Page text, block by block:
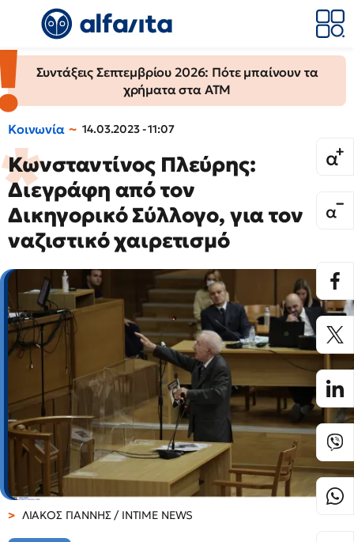
Συντάξεις Σεπτεμβρίου 2026: Πότε μπαίνουν τα
χρήματα στα ΑΤΜ
Κοινωνία 14.03.2023 - 11:07
Κωνσταντίνος Πλεύρης:
Διεγράφη από τον
Δικηγορικό Σύλλογο, για τον
ναζιστικό χαιρετισμό
ΛΙΑΚΟΣ ΓΙΑΝΝΗΣ / INTIME NEWS